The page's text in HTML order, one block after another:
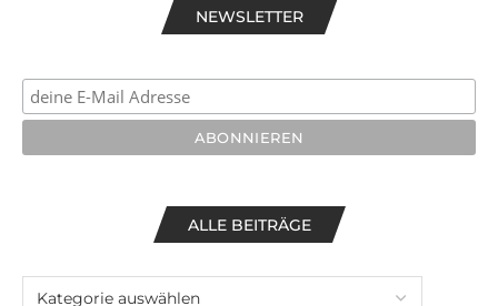
NEWSLETTER
ALLE BEITRÄGE